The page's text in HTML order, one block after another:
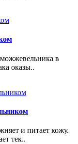
в
оказы..
и питает кожу.
тек..